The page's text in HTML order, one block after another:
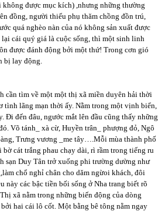
không được mục kích) ,nhưng những thường
đồng, người thiếu phụ thăm chồng đồn trú,
quá nghèo nàn của nó không sản xuất được
cái quý giá là cuộc sống, thì một sinh linh
được đánh động bởi một thứ! Trong cơn gió
bị lay động.
tìm về một một thị xã miền duyên hải thời
tình lãng mạn thời ấy. Nằm trong một vịnh biển,
Đi đến đâu, ngước mắt lên đầu cũng thấy những
Võ tánh_ xà cừ, Huyền trân_ phượng đỏ, Ngô
Trưng vương _me tây….Mỗi mùa thành phố
cát trắng phau chạy dài, rì rầm trong tiếng ru
sạn Duy Tân trở xuống phi trường dường như
chổ nghỉ chân cho dăm ngừoi khách, đôi
các bậc tiền bối sống ở Nha trang biết rõ
xã nằm trong những biến động của dòng
hai cái lô cốt. Một bằng bê tông nằm ngay